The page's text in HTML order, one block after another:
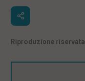
Riproduzione riservata